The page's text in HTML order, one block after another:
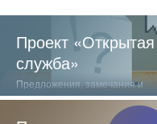
Проект «Открытая
служба»
Предложения, замечания и
отзывы о нашей работе